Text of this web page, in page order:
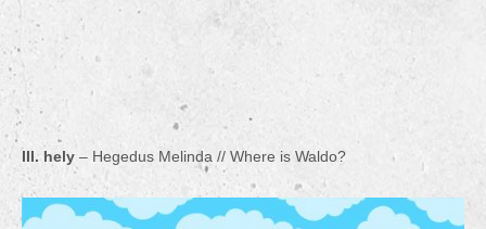
III. hely – Hegedus Melinda // Where is Waldo?